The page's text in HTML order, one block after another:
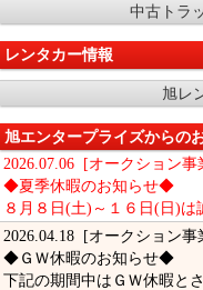
中古トラ
レンタカー情報
旭レ
旭エンタープライズからの
2026.07.06 [オークション事
◆夏季休暇のお知らせ◆
８月８日(土)～１６日(日)は
2026.04.18 [オークション事
◆ＧＷ休暇のお知らせ◆
下記の期間中はＧＷ休暇と